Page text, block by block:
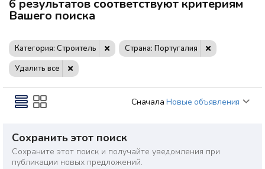
6 результатов соответствуют критериям
Вашего поиска
Категория: Строитель
Страна: Португалия
Удалить все
Сначала Новые объявления
Сохранить этот поиск
Сохраните этот поиск и получайте уведомления при
публикации новых предложений.